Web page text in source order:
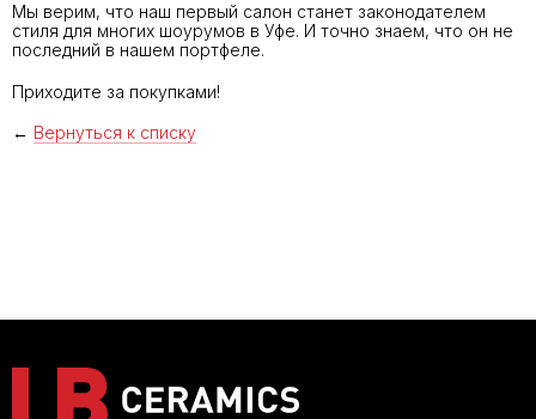
Мы верим, что наш первый салон станет законодателем
стиля для многих шоурумов в Уфе. И точно знаем, что он не
последний в нашем портфеле.
Приходите за покупками!
← Вернуться к списку